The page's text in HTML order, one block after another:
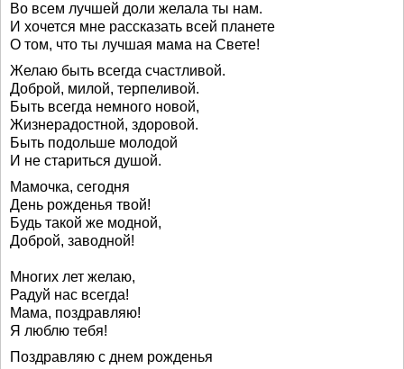
Во всем лучшей доли желала ты нам.
И хочется мне рассказать всей планете
О том, что ты лучшая мама на Свете!
Желаю быть всегда счастливой.
Доброй, милой, терпеливой.
Быть всегда немного новой,
Жизнерадостной, здоровой.
Быть подольше молодой
И не стариться душой.
Мамочка, сегодня
День рожденья твой!
Будь такой же модной,
Доброй, заводной!
Многих лет желаю,
Радуй нас всегда!
Мама, поздравляю!
Я люблю тебя!
Поздравляю с днем рожденья